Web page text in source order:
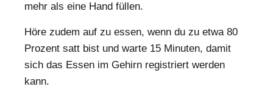
mehr als eine Hand füllen.
Höre zudem auf zu essen, wenn du zu etwa 80
Prozent satt bist und warte 15 Minuten, damit
sich das Essen im Gehirn registriert werden
kann.